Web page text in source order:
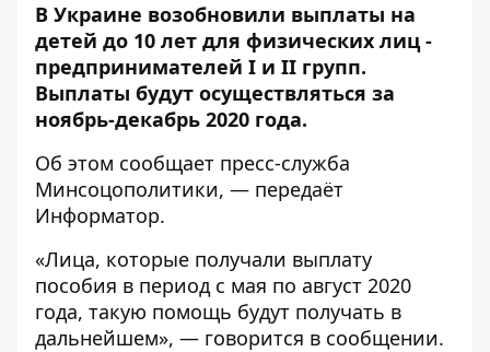
В Украине возобновили выплаты на
детей до 10 лет для физических лиц -
предпринимателей І и II групп.
Выплаты будут осуществляться за
ноябрь-декабрь 2020 года.
Об этом сообщает пресс-служба
Минсоцополитики, — передаёт
Информатор.
«Лица, которые получали выплату
пособия в период с мая по август 2020
года, такую помощь будут получать в
дальнейшем», — говорится в сообщении.